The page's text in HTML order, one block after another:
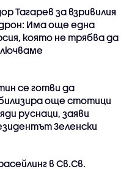
Тагарев за взривилия
Има още една
която не трябва да
се готви да
още стотици
руснаци, заяви
Зеленски
в Св.Св.